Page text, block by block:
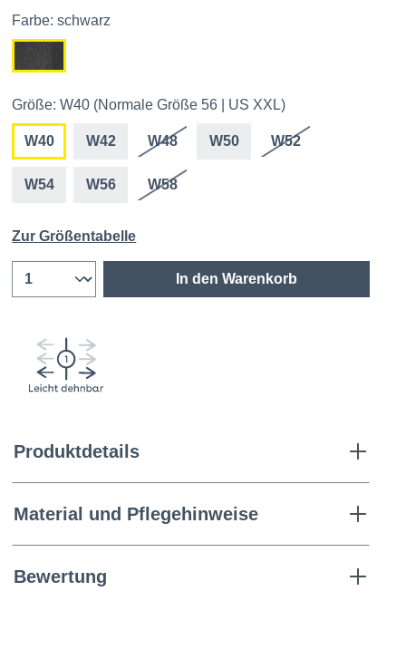
Farbe: schwarz
Größe: W40 (Normale Größe 56 | US XXL)
W40 W42 W48 W50 W52
W54 W56 W58
Zur Größentabelle
In den Warenkorb
Produktdetails
Material und Pflegehinweise
Bewertung